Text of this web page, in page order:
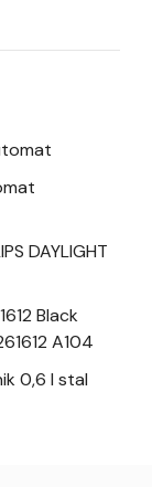
DAYLIGHT
Black
A104
0,6 l stal